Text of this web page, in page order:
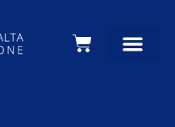
Carrello